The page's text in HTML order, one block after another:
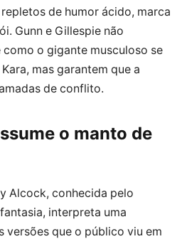
de humor ácido, marca
Gunn e Gillespie não
o gigante musculoso se
mas garantem que a
de conflito.
o manto de
Alcock, conhecida pelo
interpreta uma
versões que o público viu em